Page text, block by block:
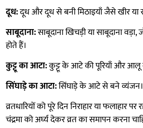
दूध:दूध और दूध से बनी मिठाइयाँ जैसे खीर या
साबूदाना:साबूदाना खिचड़ी या साबूदाना
होते हैं।
कुट्टू का आटा:कुट्टू के आटे की पूरियाँ और आलू
सिंघाड़े का आटा:सिंघाड़े के आटे से बने व्यंजन।
व्रतधारियों को पूरे दिन निराहार या फलाहार पर
चंद्रमा को अर्घ्य देकर व्रत का समापन करना